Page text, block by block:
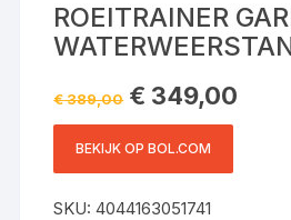
ROEITRAINER
BLUETOOTH – 120
€389,00 Oorspronkelijke
prijs
was:
€ 389,00.
€ 349,00
BEKIJK OP BOL.COM
SKU:4044163051741